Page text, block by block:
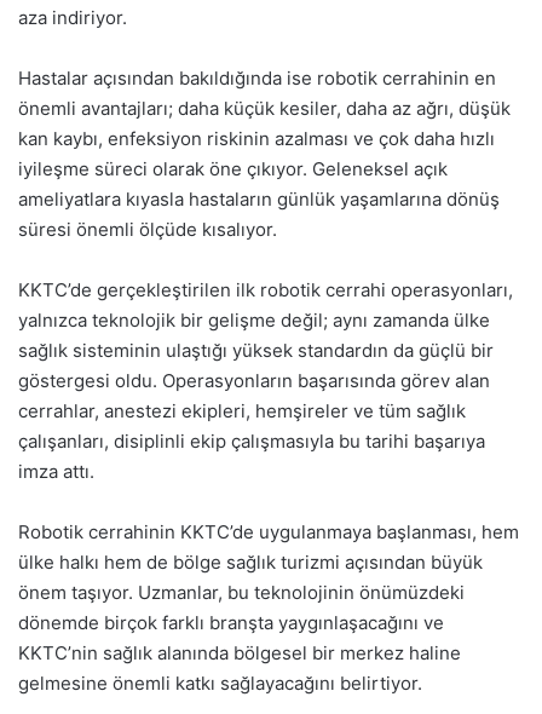
aza indiriyor.
Hastalar açısından bakıldığında ise robotik cerrahinin en
önemli avantajları; daha küçük kesiler, daha az ağrı, düşük
kan kaybı, enfeksiyon riskinin azalması ve çok daha hızlı
iyileşme süreci olarak öne çıkıyor. Geleneksel açık
ameliyatlara kıyasla hastaların günlük yaşamlarına dönüş
süresi önemli ölçüde kısalıyor.
KKTC’de gerçekleştirilen ilk robotik cerrahi operasyonları,
yalnızca teknolojik bir gelişme değil; aynı zamanda ülke
sağlık sisteminin ulaştığı yüksek standardın da güçlü bir
göstergesi oldu. Operasyonların başarısında görev alan
cerrahlar, anestezi ekipleri, hemşireler ve tüm sağlık
çalışanları, disiplinli ekip çalışmasıyla bu tarihi başarıya
imza attı.
Robotik cerrahinin KKTC’de uygulanmaya başlanması, hem
ülke halkı hem de bölge sağlık turizmi açısından büyük
önem taşıyor. Uzmanlar, bu teknolojinin önümüzdeki
dönemde birçok farklı branşta yaygınlaşacağını ve
KKTC’nin sağlık alanında bölgesel bir merkez haline
gelmesine önemli katkı sağlayacağını belirtiyor.